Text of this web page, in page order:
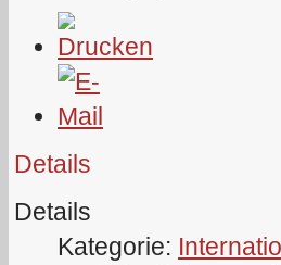
Details
Details
Kategorie: